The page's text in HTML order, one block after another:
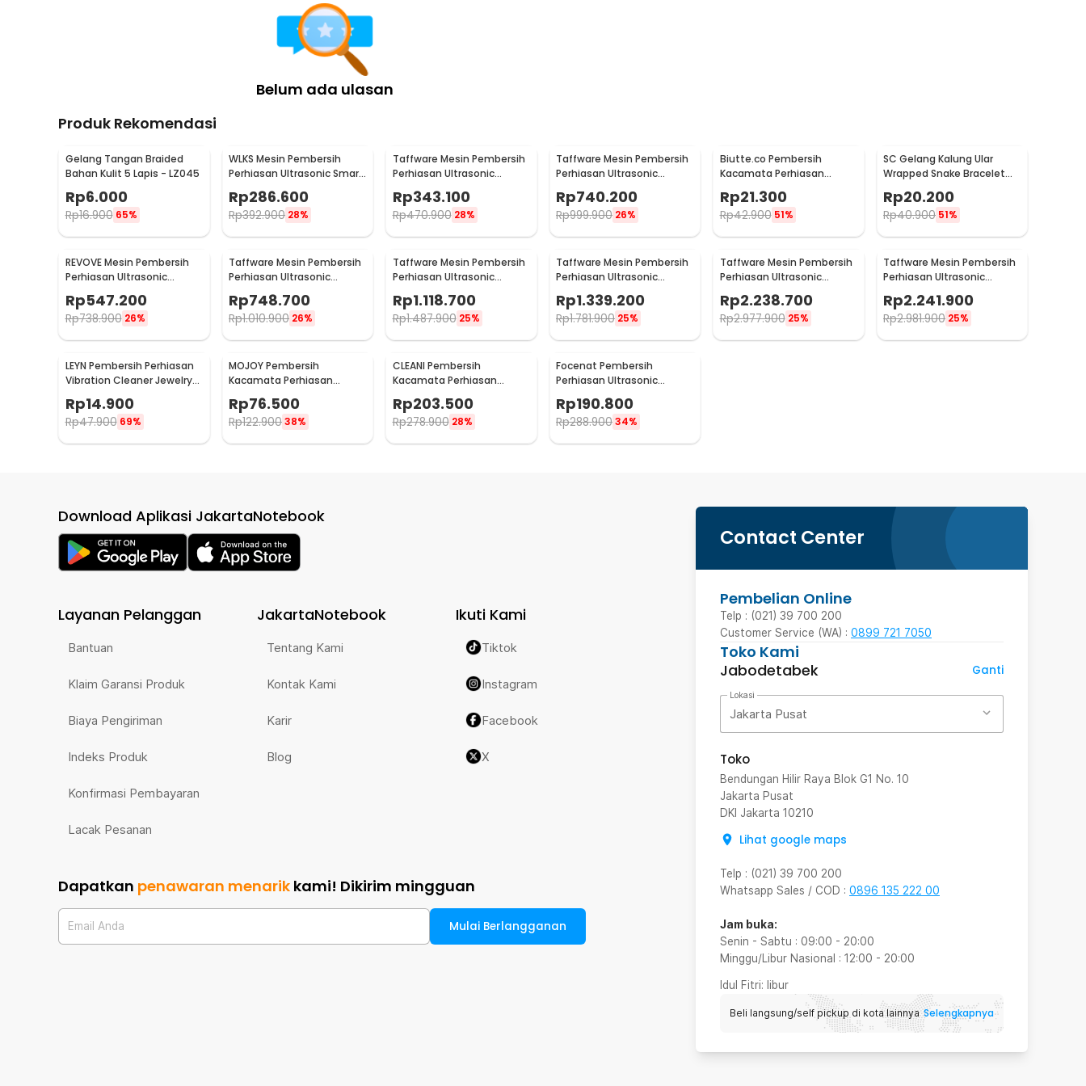
Belum ada ulasan
Produk Rekomendasi
Gelang Tangan Braided
Bahan Kulit 5 Lapis - LZ045
Rp6.000
Rp16.900 65%
WLKS Mesin Pembersih
Perhiasan Ultrasonic Smart
Cleaner 500ml - WK-968
Rp286.600
Rp392.900 28%
Taffware Mesin Pembersih
Perhiasan Ultrasonic
Cleaner 35W 800ml -
GA008
Rp343.100
Rp470.900 28%
Taffware Mesin Pembersih
Perhiasan Ultrasonic
Rp740.200
Rp999.900 26%
Biutte.co Pembersih
Kacamata Perhiasan
Vibration Cleaning Machine
- WU-021
Rp21.300
Rp42.900 51%
SC Gelang Kalung Ular
Wrapped Snake Bracelet
SC181
Rp20.200
Rp40.900 51%
REVOVE Mesin Pembersih
Perhiasan Ultrasonic
- KZ-D2
Rp547.200
Rp738.900 26%
Taffware Mesin Pembersih
Perhiasan Ultrasonic
Cleaner Multifungsi 3L -
KZ-D3
Rp748.700
Rp1.010.900 26%
Taffware Mesin Pembersih
Perhiasan Ultrasonic
Cleaner Temperature 6L -
KZ-D6
Rp1.118.700
Rp1.487.900 25%
Taffware Mesin Pembersih
Perhiasan Ultrasonic
Cleaner 240W 10L - KZ-D10
Rp1.339.200
Rp1.781.900 25%
Taffware Mesin Pembersih
Perhiasan Ultrasonic
Heater Multifungsi 22L -
KZ-D22
Rp2.238.700
Rp2.977.900 25%
Taffware Mesin Pembersih
Perhiasan Ultrasonic
Rp2.241.900
Rp2.981.900 25%
LEYN Pembersih Perhiasan
Vibration Cleaner Jewelry
775
Rp14.900
Rp47.900 69%
MOJOY Pembersih
Kacamata Perhiasan
Vibration Cleaner 45kHz
400ml - MJ-40
Rp76.500
Rp122.90038%
CLEANI Pembersih
Kacamata Perhiasan
Ultrasonic Cleaner 55kHz
450ml - MJ-50
Rp203.500
Rp278.900 28%
Focenat Pembersih
Perhiasan Ultrasonic
Cleaner 49kHz 180ml - X88
Rp190.800
Rp288.90034%
Contact Center
Pembelian Online
Telp : (021) 39 700 200
Customer Service (WA) : 0899 721 7050
Toko Kami
Jabodetabek
Ganti
Lokasi
Jakarta Pusat
Toko
Bendungan Hilir Raya Blok G1 No. 10
Jakarta Pusat
DKI Jakarta 10210
Lihat google maps
Telp : (021) 39 700 200
Whatsapp Sales / COD : 0896 135 222 00
Jam buka:
Senin - Sabtu : 09:00 - 20:00
Minggu/Libur Nasional : 12:00 - 20:00
Idul Fitri: libur
Beli langsung/self pickup di kota lainnya Selengkapnya
Download Aplikasi JakartaNotebook
Layanan Pelanggan
Bantuan
Klaim Garansi Produk
Biaya Pengiriman
Indeks Produk
Konfirmasi Pembayaran
Lacak Pesanan
JakartaNotebook
Tentang Kami
Kontak Kami
Karir
Blog
Ikuti Kami
Tiktok
Instagram
Facebook
X
Dapatkan penawaran menarik kami! Dikirim mingguan
Email Anda Mulai Berlangganan